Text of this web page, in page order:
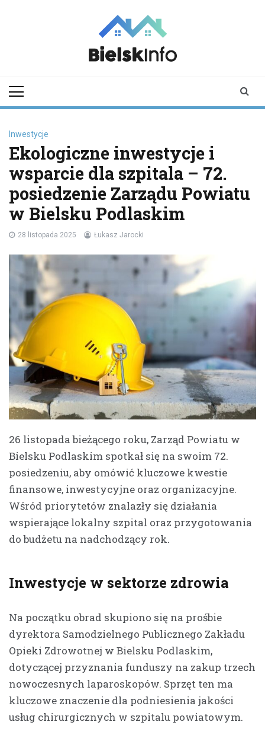
Podlaskiego i
Inwestycje
Ekologiczne inwestycje i
wsparcie dla szpitala – 72.
posiedzenie Zarządu Powiatu
w Bielsku Podlaskim
28 listopada 2025 Łukasz Jarocki
26 listopada bieżącego roku, Zarząd Powiatu w
Bielsku Podlaskim spotkał się na swoim 72.
posiedzeniu, aby omówić kluczowe kwestie
finansowe, inwestycyjne oraz organizacyjne.
Wśród priorytetów znalazły się działania
wspierające lokalny szpital oraz przygotowania
do budżetu na nadchodzący rok.
Inwestycje w sektorze zdrowia
Na początku obrad skupiono się na prośbie
dyrektora Samodzielnego Publicznego Zakładu
Opieki Zdrowotnej w Bielsku Podlaskim,
dotyczącej przyznania funduszy na zakup trzech
nowoczesnych laparoskopów. Sprzęt ten ma
kluczowe znaczenie dla podniesienia jakości
usług chirurgicznych w szpitalu powiatowym.